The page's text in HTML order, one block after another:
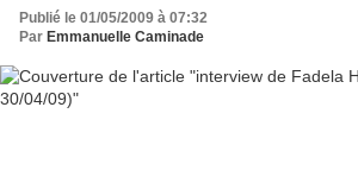
Publié le 01/05/2009 à 07:32
Par Emmanuelle Caminade